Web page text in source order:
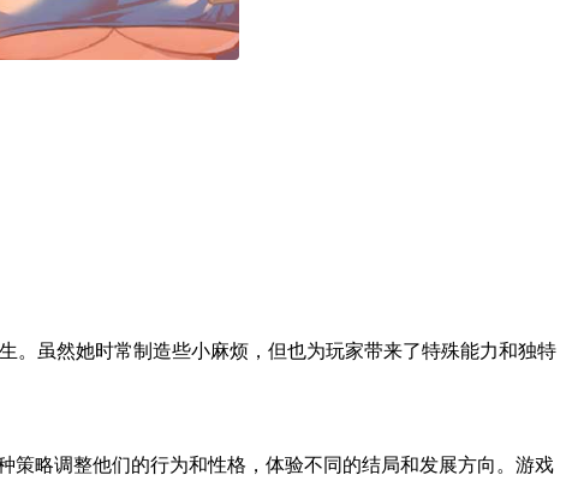
。虽然她时常制造些小麻烦，但也为玩家带来了特殊能力和独特
策略调整他们的行为和性格，体验不同的结局和发展方向。游戏